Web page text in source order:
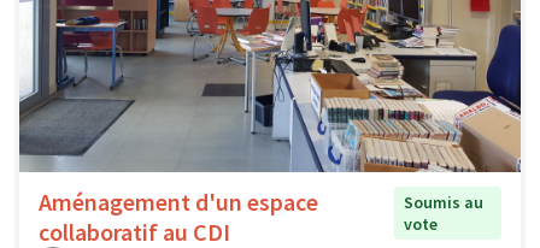
Aménagement d'un espace
collaboratif au CDI
Soumis au
vote